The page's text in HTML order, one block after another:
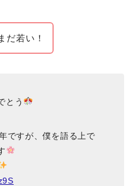
だ若い！
とう
ですが、僕を語る上で